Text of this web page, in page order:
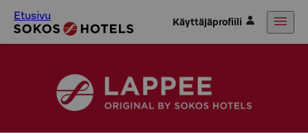
Etusivu Käyttäjäprofiili